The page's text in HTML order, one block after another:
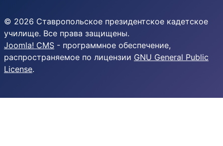
© 2026 Ставропольское президентское кадетское
училище. Все права защищены.
Joomla! CMS - программное обеспечение,
распространяемое по лицензии GNU General Public
License.